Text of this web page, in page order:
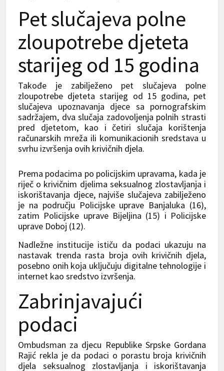
Pet slučajeva polne
zloupotrebe djeteta
starijeg od 15 godina
Takođe je zabilježeno pet slučajeva polne
zloupotrebe djeteta starijeg od 15 godina, pet
slučajeva upoznavanja djece sa pornografskim
sadržajem, dva slučaja zadovoljenja polnih strasti
pred djetetom, kao i četiri slučaja korištenja
računarskih mreža ili komunikacionih sredstava u
svrhu izvršenja ovih krivičnih djela.
Prema podacima po policijskim upravama, kada je
riječ o krivičnim djelima seksualnog zlostavljanja i
iskorištavanja djece, najviše slučajeva zabilježeno
je na području Policijske uprave Banjaluka (16),
zatim Policijske uprave Bijeljina (15) i Policijske
uprave Doboj (12).
Nadležne institucije ističu da podaci ukazuju na
nastavak trenda rasta broja ovih krivičnih djela,
posebno onih koja uključuju digitalne tehnologije i
internet kao sredstvo izvršenja.
Zabrinjavajući
podaci
Ombudsman za djecu Republike Srpske Gordana
Rajić rekla je da podaci o porastu broja krivičnih
djela seksualnog zlostavljanja i iskorištavanja